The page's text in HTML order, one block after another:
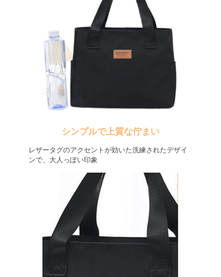
シンプルで上質な佇まい
レザータグのアクセントが効いた洗練されたデザイ
ンで、大人っぽい印象